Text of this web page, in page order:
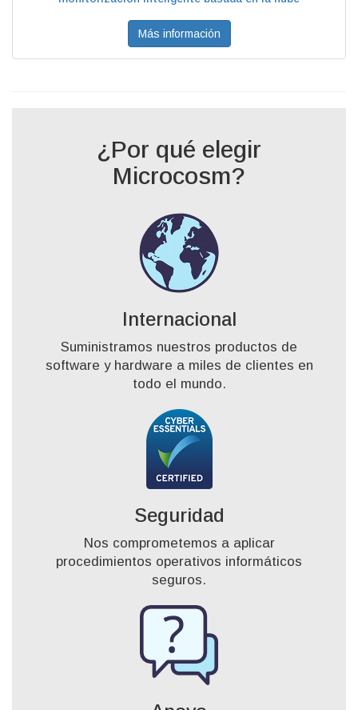
Más información
¿Por qué elegir
Microcosm?
Internacional
Suministramos nuestros productos de
software y hardware a miles de clientes en
todo el mundo.
Seguridad
Nos comprometemos a aplicar
procedimientos operativos informáticos
seguros.